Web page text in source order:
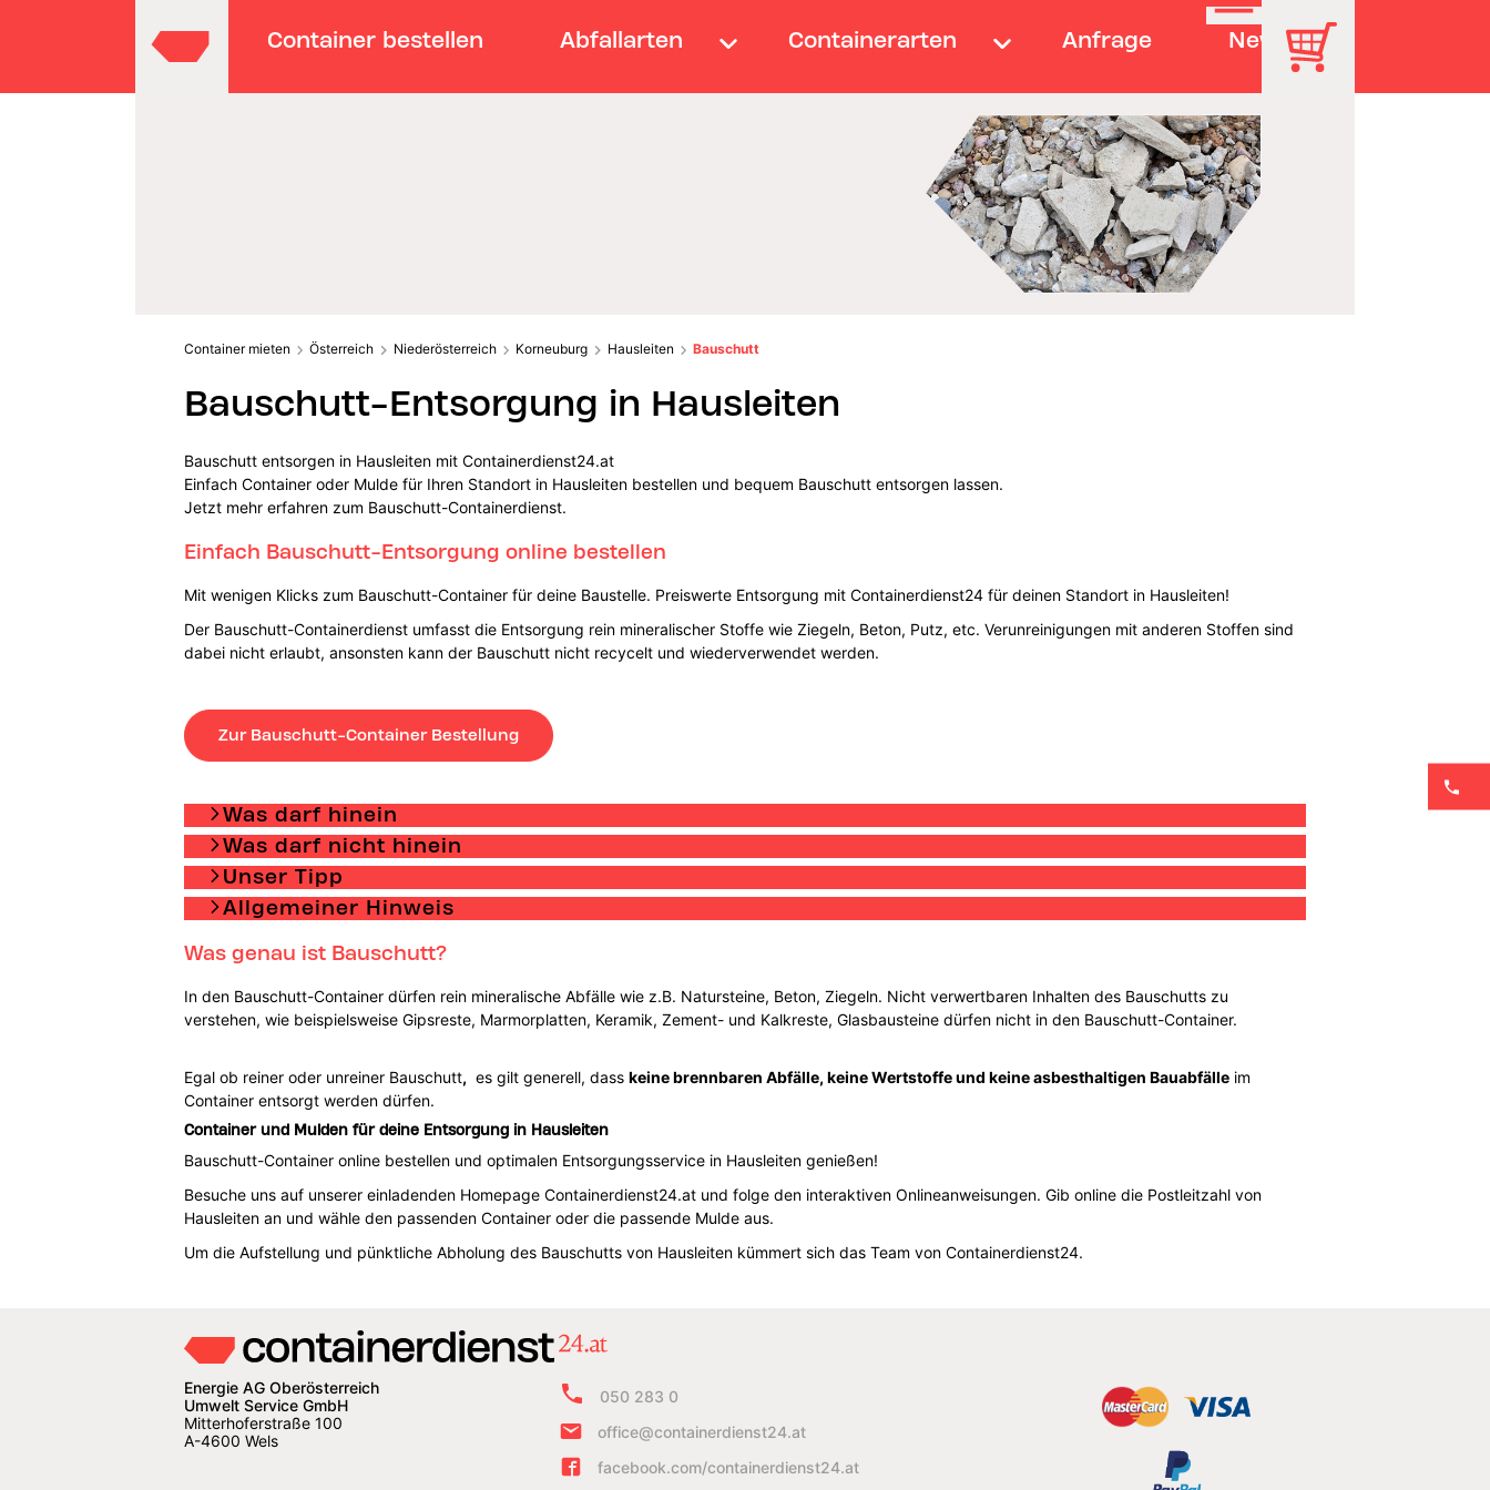
Container bestellen Abfallarten Containerarten Anfrage News
Container mieten Österreich Niederösterreich Korneuburg Hausleiten Bauschutt
Bauschutt-Entsorgung in Hausleiten
Bauschutt entsorgen in Hausleiten mit Containerdienst24.at
Einfach Container oder Mulde für Ihren Standort in Hausleiten bestellen und bequem Bauschutt entsorgen lassen.
Jetzt mehr erfahren zum Bauschutt-Containerdienst.
Einfach Bauschutt-Entsorgung online bestellen
Mit wenigen Klicks zum Bauschutt-Container für deine Baustelle. Preiswerte Entsorgung mit Containerdienst24 für deinen Standort in Hausleiten!
Der Bauschutt-Containerdienst umfasst die Entsorgung rein mineralischer Stoffe wie Ziegeln, Beton, Putz, etc. Verunreinigungen mit anderen Stoffen sind
dabei nicht erlaubt, ansonsten kann der Bauschutt nicht recycelt und wiederverwendet werden.
Zur Bauschutt-Container Bestellung
Was darf hinein
Was darf nicht hinein
Unser Tipp
Allgemeiner Hinweis
Was genau ist Bauschutt?
In den Bauschutt-Container dürfen rein mineralische Abfälle wie z.B. Natursteine, Beton, Ziegeln. Nicht verwertbaren Inhalten des Bauschutts zu
verstehen, wie beispielsweise Gipsreste, Marmorplatten, Keramik, Zement- und Kalkreste, Glasbausteine dürfen nicht in den Bauschutt-Container.
Egal ob reiner oder unreiner Bauschutt, es gilt generell, dass keine brennbaren Abfälle, keine Wertstoffe und keine asbesthaltigen Bauabfälleim
Container entsorgt werden dürfen.
Container und Mulden für deine Entsorgung in Hausleiten
Bauschutt-Container online bestellen und optimalen Entsorgungsservice in Hausleiten genießen!
Besuche uns auf unserer einladenden Homepage Containerdienst24.at und folge den interaktiven Onlineanweisungen. Gib online die Postleitzahl von
Hausleiten an und wähle den passenden Container oder die passende Mulde aus.
Um die Aufstellung und pünktliche Abholung des Bauschutts von Hausleiten kümmert sich das Team von Containerdienst24.
Energie AG Oberösterreich
Umwelt Service GmbH
Mitterhoferstraße 100
A-4600 Wels
050 283 0
office@containerdienst24.at
facebook.com/containerdienst24.at